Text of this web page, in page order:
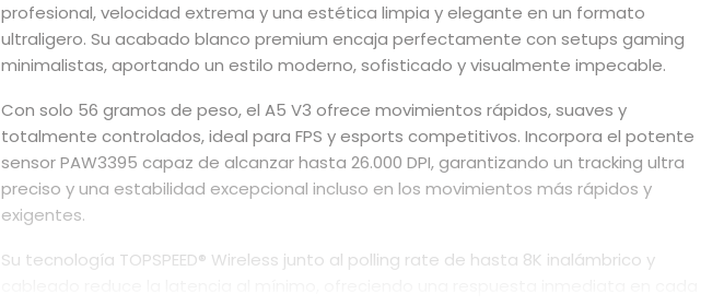
profesional, velocidad extrema y una estética limpia y elegante en un formato
ultraligero. Su acabado blanco premium encaja perfectamente con setups gaming
minimalistas, aportando un estilo moderno, sofisticado y visualmente impecable.
Con solo 56 gramos de peso, el A5 V3 ofrece movimientos rápidos, suaves y
totalmente controlados, ideal para FPS y esports competitivos. Incorpora el potente
sensor PAW3395 capaz de alcanzar hasta 26.000 DPI, garantizando un tracking ultra
preciso y una estabilidad excepcional incluso en los movimientos más rápidos y
exigentes.
Su tecnología TOPSPEED® Wireless junto al polling rate de hasta 8K inalámbrico y